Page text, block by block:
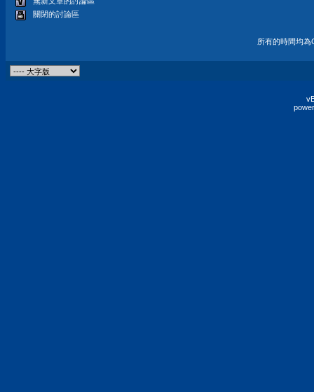
關閉的討論區
所有的時間均為